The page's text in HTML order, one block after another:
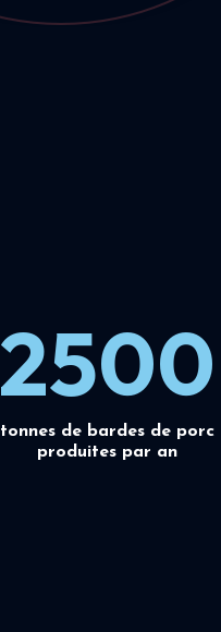
2500
tonnes de bardes de porc
produites par an